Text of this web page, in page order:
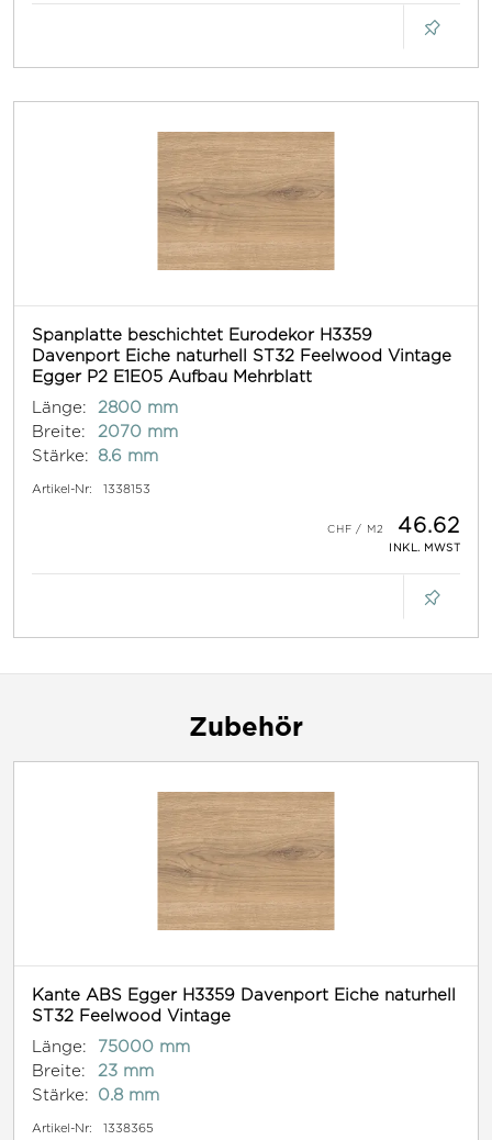
Spanplatte beschichtet Eurodekor H3359
Davenport Eiche naturhell ST32 Feelwood Vintage
Egger P2 E1E05 Aufbau Mehrblatt
Länge:
2800 mm
Breite:
2070 mm
Stärke:
8.6 mm
Artikel-Nr: 1338153
46.62
INKL. MWST
Zubehör
Kante ABS Egger H3359 Davenport Eiche naturhell
ST32 Feelwood Vintage
Länge:
75000 mm
Breite:
23 mm
Stärke:
0.8 mm
Artikel-Nr: 1338365